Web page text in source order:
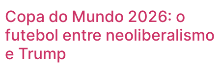
Copa do Mundo 2026: o
futebol entre neoliberalismo
e Trump